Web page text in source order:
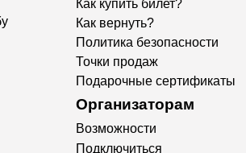
Как купить билет?
Как вернуть?
Политика безопасности
Точки продаж
Подарочные сертификаты
Организаторам
Возможности
Подключиться